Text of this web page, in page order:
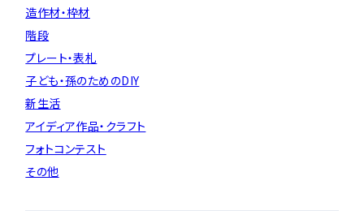
造作材・枠材
階段
プレート・表札
子ども・孫のためのDIY
新生活
アイディア作品・クラフト
フォトコンテスト
その他